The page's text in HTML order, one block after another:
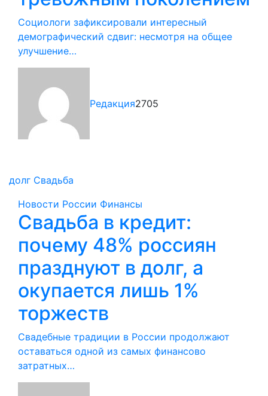
Социологи зафиксировали интересный
демографический сдвиг: несмотря на общее
улучшение…
Редакция2705
долг Свадьба
Новости России Финансы
Свадьба в кредит:
почему 48% россиян
празднуют в долг, а
окупается лишь 1%
торжеств
Свадебные традиции в России продолжают
оставаться одной из самых финансово
затратных…